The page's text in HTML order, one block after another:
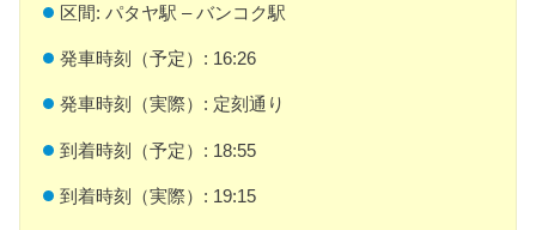
区間: パタヤ駅 – バンコク駅
発車時刻（予定）: 16:26
発車時刻（実際）: 定刻通り
到着時刻（予定）: 18:55
到着時刻（実際）: 19:15